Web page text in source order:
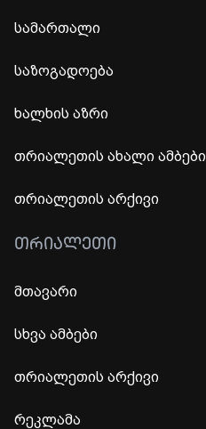
სამართალი
საზოგადოება
ხალხის აზრი
თრიალეთის ახალი ამბები
თრიალეთის არქივი
ᲗᲠᲘᲐᲚᲔᲗᲘ
მთავარი
სხვა ამბები
თრიალეთის არქივი
რეკლამა